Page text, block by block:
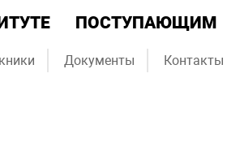
ПОСТУПАЮЩИМ
Документы Контакты